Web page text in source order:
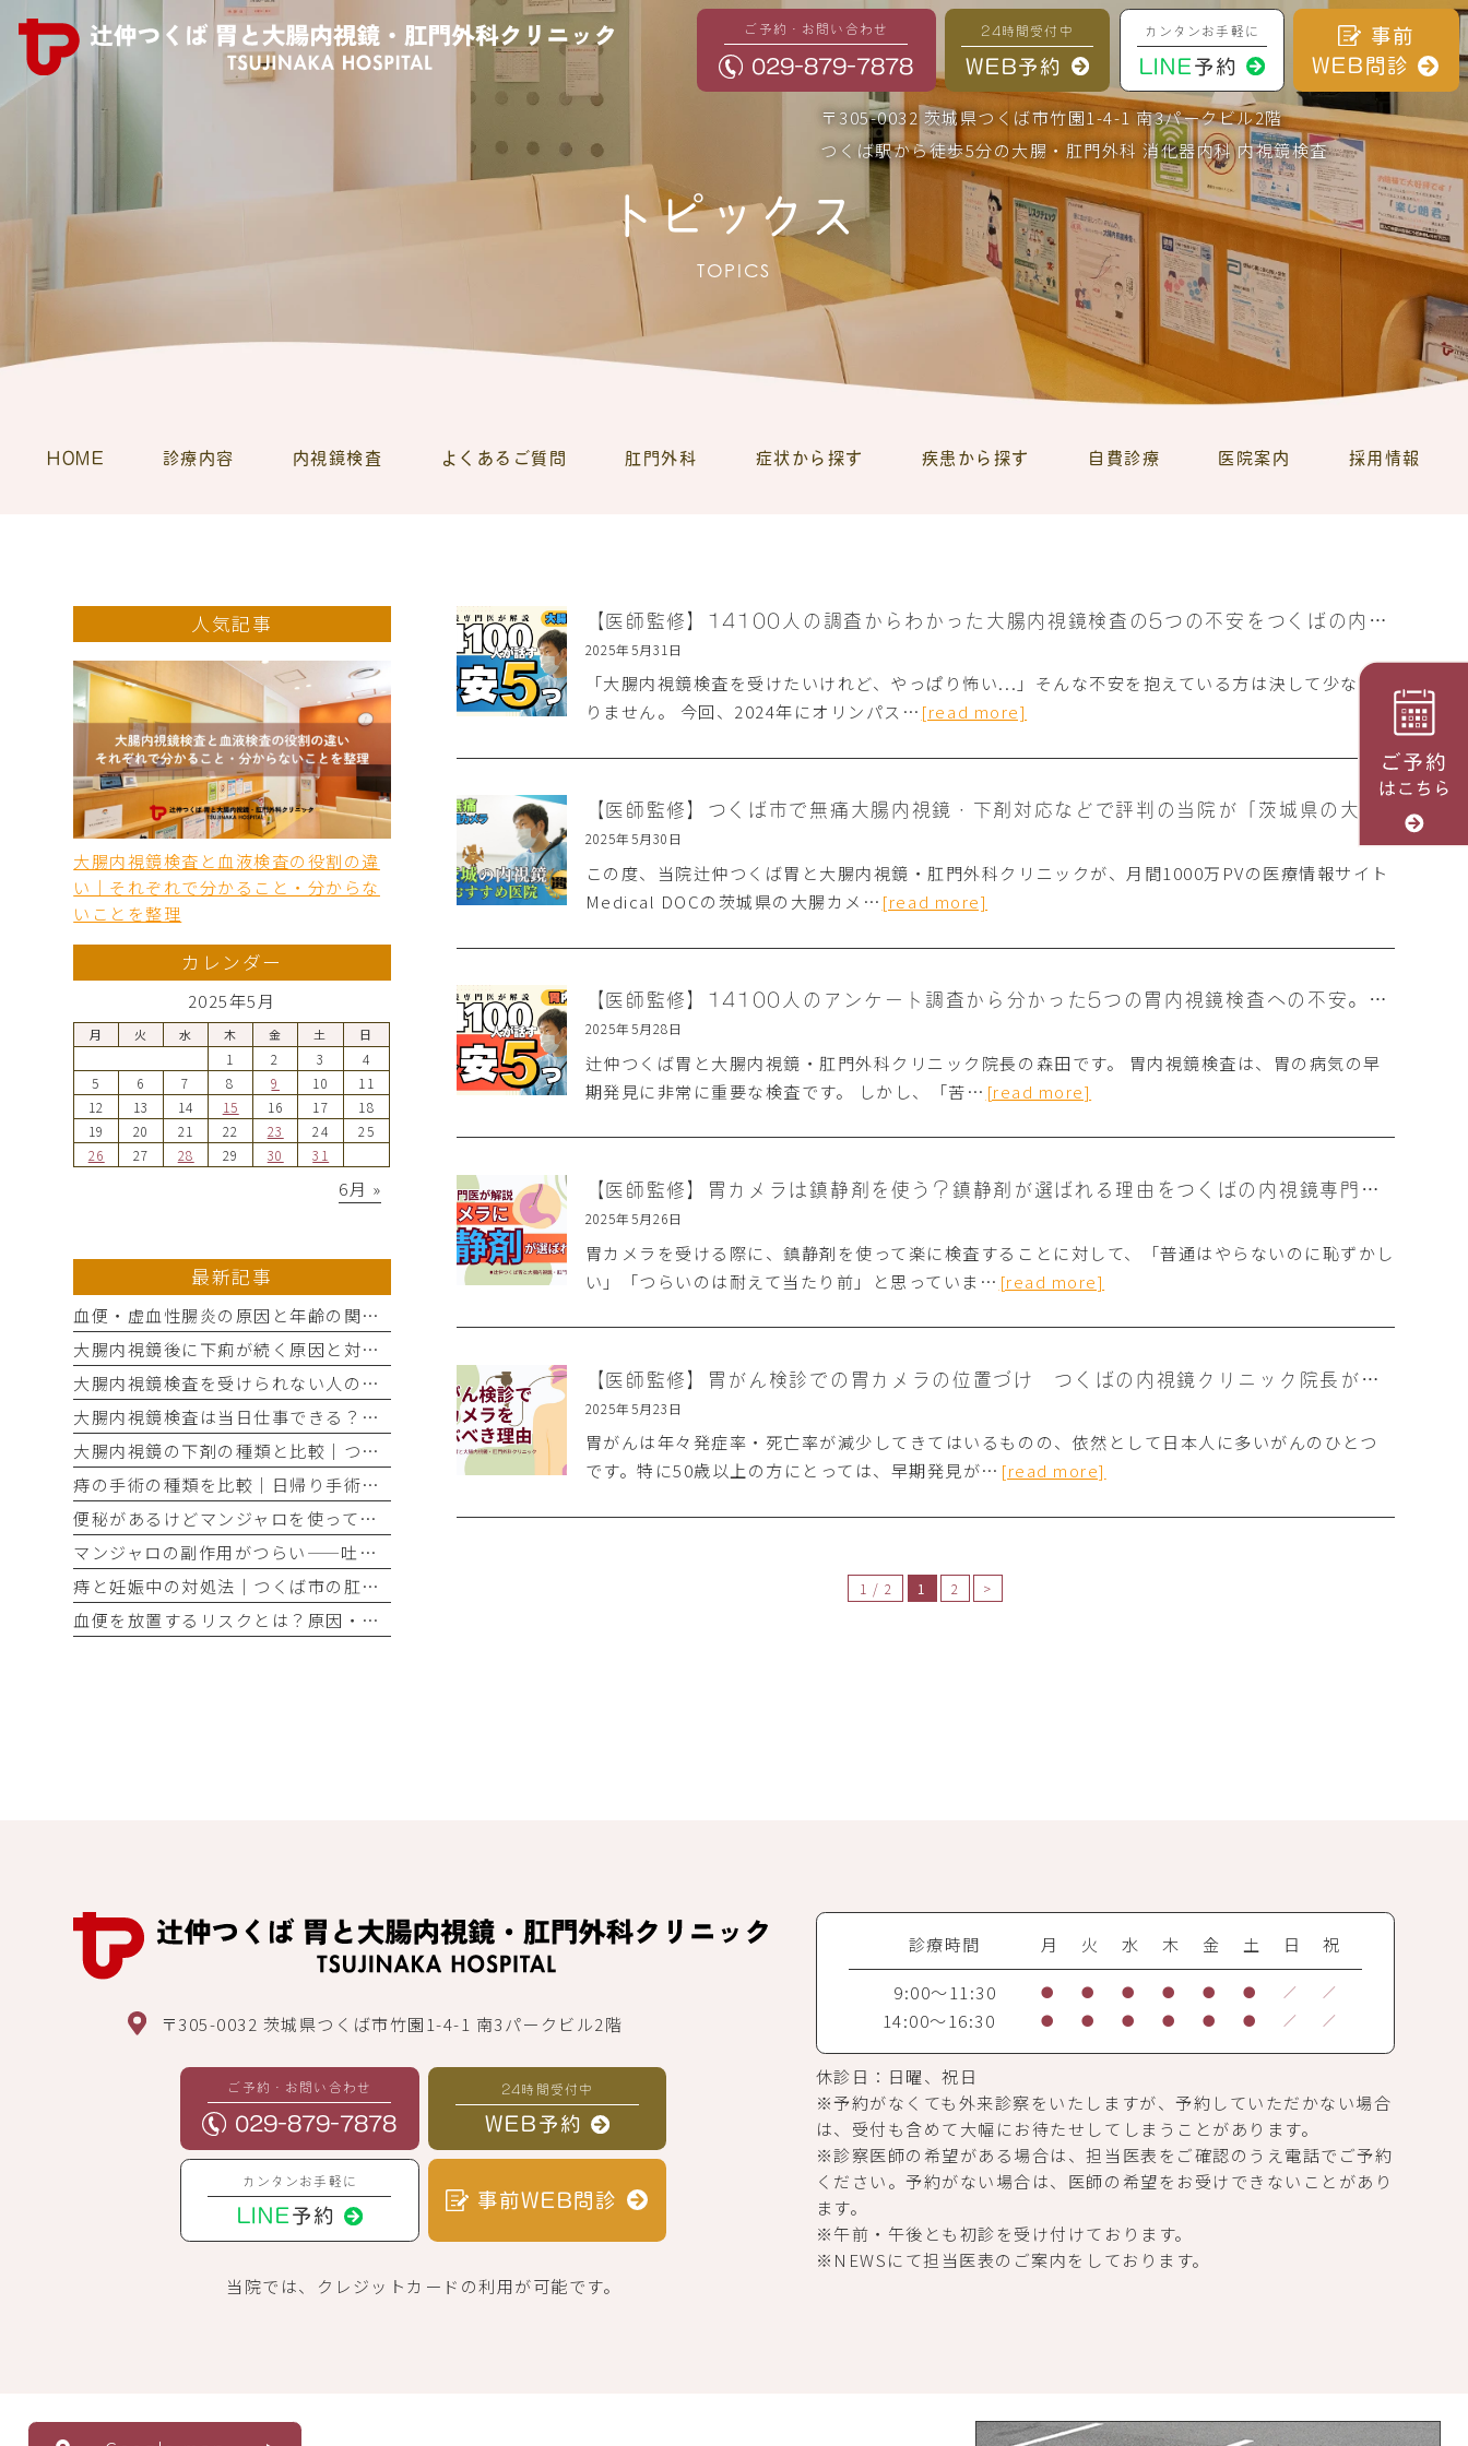
ご予約・お問い合わせ
029-879-7878
24時間受付中
WEB予約
カンタンお手軽に
LINE 予約
事前
WEB問診
〒305-0032 茨城県つくば市竹園1-4-1 南3パークビル2階
つくば駅から徒歩5分の大腸・肛門外科 消化器内科 内視鏡検査
トピックス
TOPICS
HOME 診療内容 内視鏡検査 よくあるご質問 肛門外科 症状から探す 疾患から探す 自費診療 医院案内 採用情報
【医師監修】14100人の調査からわかった大腸内視鏡検査の5つの不安をつくばの内視鏡専門医が解説
2025年5月31日
「大腸内視鏡検査を受けたいけれど、やっぱり怖い...」そんな不安を抱えている方は決して少なくあ
りません。 今回、2024年にオリンパス… [read more]
2025年5月30日
この度、当院辻仲つくば胃と大腸内視鏡・肛門外科クリニックが、月間1000万PVの医療情報サイト
Medical DOCの茨城県の大腸カメ… [read more]
【医師監修】14100人のアンケート調査から分かった5つの胃内視鏡検査への不安。つくばの内視鏡専門医が答えます。
2025年5月28日
辻仲つくば胃と大腸内視鏡・肛門外科クリニック院長の森田です。 胃内視鏡検査は、胃の病気の早
期発見に非常に重要な検査です。 しかし、「苦… [read more]
【医師監修】胃カメラは鎮静剤を使う？鎮静剤が選ばれる理由をつくばの内視鏡専門医が解説
2025年5月26日
胃カメラを受ける際に、鎮静剤を使って楽に検査することに対して、「普通はやらないのに恥ずかし
い」「つらいのは耐えて当たり前」と思っていま… [read more]
【医師監修】胃がん検診での胃カメラの位置づけ つくばの内視鏡クリニック院長が解説
2025年5月23日
胃がんは年々発症率・死亡率が減少してきてはいるものの、依然として日本人に多いがんのひとつ
です。特に50歳以上の方にとっては、早期発見が… [read more]
1 / 2 1 2 >
人気記事
大腸内視鏡検査と血液検査の役割の違
い｜それぞれで分かること・分からな
いことを整理
カレンダー
2025年5月
月 火 水 木 金 土 日
1 2 3
4
5
6 7 8 9 10
11
12
13 14 15 16 17
18
19
20 21 22 23 24
25
26
27 28 29 30 31
6月 »
最新記事
血便・虚血性腸炎の原因と年齢の関係を専門医がわかりやすく解説
大腸内視鏡後に下痢が続く原因と対処法｜つくば市の専門クリニックが解説
大腸内視鏡検査を受けられない人の特徴と対処法｜つくば市の専門クリニック
大腸内視鏡検査は当日仕事できる？検査後の注意点と流れを解説｜つくば
大腸内視鏡の下剤の種類と比較｜つくば市の専門クリニックが解説
痔の手術の種類を比較｜日帰り手術に対応したつくばの肛門外科
便秘があるけどマンジャロを使って大丈夫？消化器内視鏡専門医が答えます｜つくば
マンジャロの副作用がつらい——吐き気・下痢・便秘との付き合い方と受診の目安｜つくばの内視鏡専門医が解説
痔と妊娠中の対処法｜つくば市の肛門外科専門クリニックが解説
血便を放置するリスクとは？原因・対処法をつくばの専門医が解説
〒305-0032 茨城県つくば市竹園1-4-1 南3パークビル2階
ご予約・お問い合わせ
029-879-7878
24時間受付中
WEB予約
カンタンお手軽に
LINE 予約
事前WEB問診
当院では、クレジットカードの利用が可能です。
診療時間 月 火 水 木 金 土 日
祝
9:00～11:30
● ● ● ● ● ● ／ ／
14:00～16:30 ● ● ● ● ● ● ／ ／
休診日：日曜、祝日
※予約がなくても外来診察をいたしますが、予約していただかない場合
は、受付も含めて大幅にお待たせしてしまうことがあります。
※診察医師の希望がある場合は、担当医表をご確認のうえ電話でご予約
ください。予約がない場合は、医師の希望をお受けできないことがあり
ます。
※午前・午後とも初診を受け付けております。
※NEWSにて担当医表のご案内をしております。